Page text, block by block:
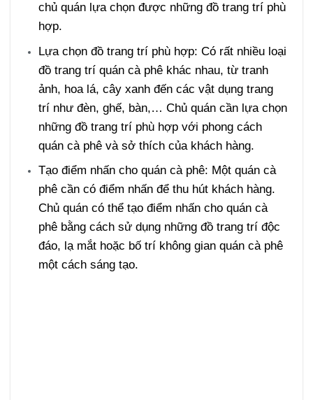
chủ quán lựa chọn được những đồ trang trí phù
hợp.
Lựa chọn đồ trang trí phù hợp: Có rất nhiều loại
đồ trang trí quán cà phê khác nhau, từ tranh
ảnh, hoa lá, cây xanh đến các vật dụng trang
trí như đèn, ghế, bàn,… Chủ quán cần lựa chọn
những đồ trang trí phù hợp với phong cách
quán cà phê và sở thích của khách hàng.
Tạo điểm nhấn cho quán cà phê: Một quán cà
phê cần có điểm nhấn để thu hút khách hàng.
Chủ quán có thể tạo điểm nhấn cho quán cà
phê bằng cách sử dụng những đồ trang trí độc
đáo, lạ mắt hoặc bố trí không gian quán cà phê
một cách sáng tạo.